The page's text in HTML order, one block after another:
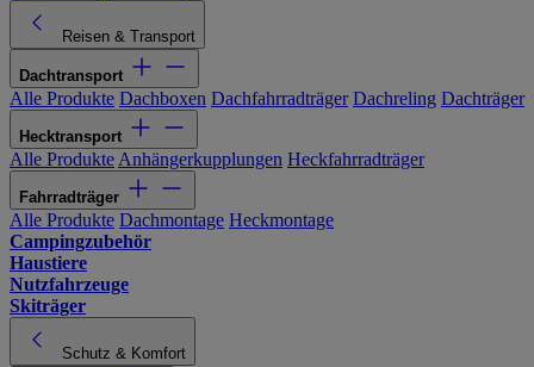
Reisen & Transport
Dachtransport
Alle Produkte Dachboxen Dachfahrradträger Dachreling Dachträger
Hecktransport
Alle Produkte Anhängerkupplungen Heckfahrradträger
Fahrradträger
Alle Produkte Dachmontage Heckmontage
Campingzubehör
Haustiere
Nutzfahrzeuge
Skiträger
Schutz & Komfort